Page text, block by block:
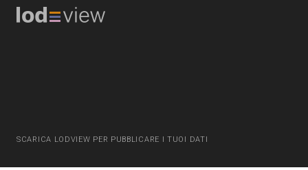
SCARICA LODVIEW PER PUBBLICARE I TUOI DATI